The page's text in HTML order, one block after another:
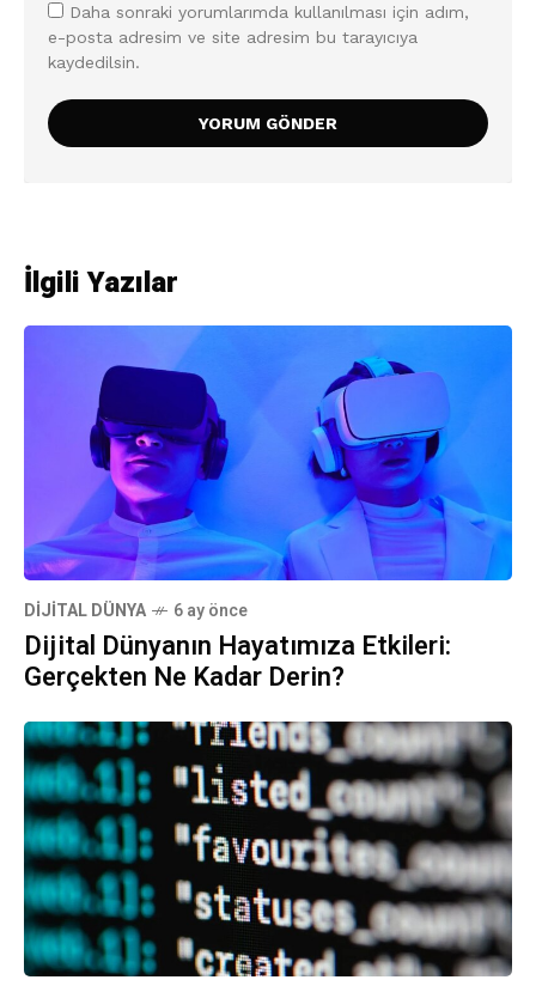
Daha sonraki yorumlarımda kullanılması için adım,
e-posta adresim ve site adresim bu tarayıcıya
kaydedilsin.
İlgili Yazılar
DIJITAL DÜNYA 6 ay önce
Dijital Dünyanın Hayatımıza Etkileri:
Gerçekten Ne Kadar Derin?